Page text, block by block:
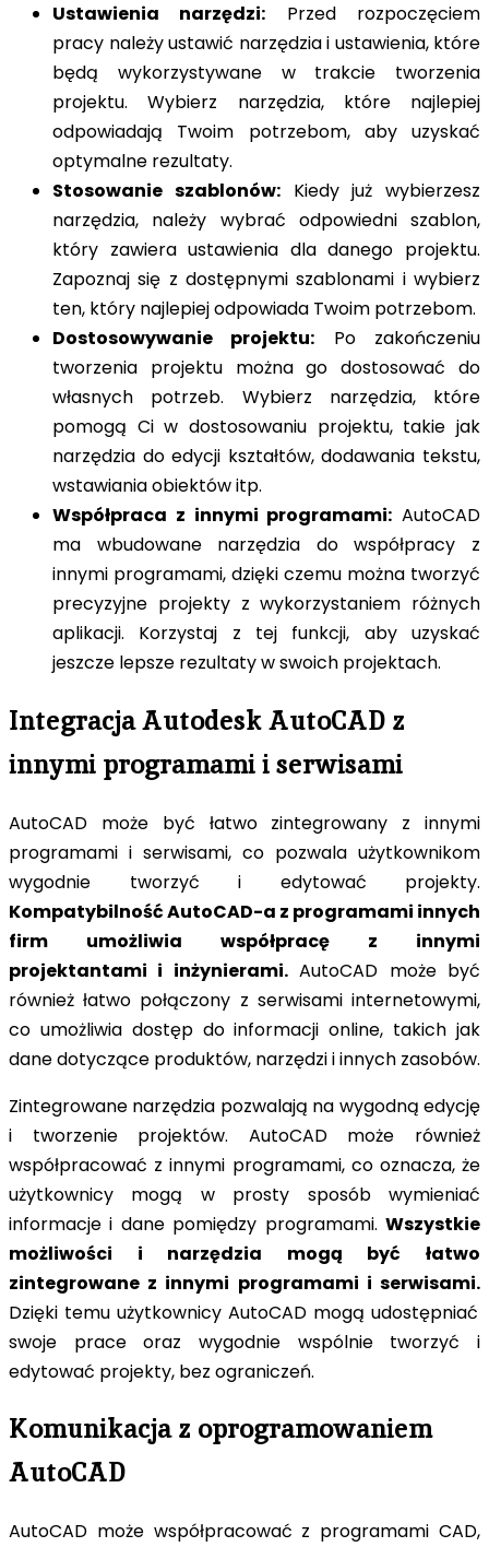
Ustawienia narzędzi: Przed rozpoczęciem
pracy należy ustawić narzędzia i ustawienia, które
będą wykorzystywane w trakcie tworzenia
projektu. Wybierz narzędzia, które najlepiej
odpowiadają Twoim potrzebom, aby uzyskać
optymalne rezultaty.
Stosowanie szablonów:Kiedy już wybierzesz
narzędzia, należy wybrać odpowiedni szablon,
który zawiera ustawienia dla danego projektu.
Zapoznaj się z dostępnymi szablonami i wybierz
ten, który najlepiej odpowiada Twoim potrzebom.
Dostosowywanie projektu: Po zakończeniu
tworzenia projektu można go dostosować do
własnych potrzeb. Wybierz narzędzia, które
pomogą Ci w dostosowaniu projektu, takie jak
narzędzia do edycji kształtów, dodawania tekstu,
wstawiania obiektów itp.
Współpraca z innymi programami: AutoCAD
ma wbudowane narzędzia do współpracy z
innymi programami, dzięki czemu można tworzyć
precyzyjne projekty z wykorzystaniem różnych
aplikacji. Korzystaj z tej funkcji, aby uzyskać
jeszcze lepsze rezultaty w swoich projektach.
Integracja Autodesk AutoCAD z
innymi programami i serwisami
AutoCAD może być łatwo zintegrowany z innymi
programami i serwisami, co pozwala użytkownikom
wygodnie tworzyć i edytować projekty.
Kompatybilność AutoCAD-a z programami innych
firm umożliwia współpracę z innymi
projektantami i inżynierami.AutoCAD może być
również łatwo połączony z serwisami internetowymi,
co umożliwia dostęp do informacji online, takich jak
dane dotyczące produktów, narzędzi i innych zasobów.
Zintegrowane narzędzia pozwalają na wygodną edycję
i tworzenie projektów. AutoCAD może również
współpracować z innymi programami, co oznacza, że
użytkownicy mogą w prosty sposób wymieniać
informacje i dane pomiędzy programami. Wszystkie
możliwości i narzędzia mogą być łatwo
zintegrowane z innymi programami i serwisami.
Dzięki temu użytkownicy AutoCAD mogą udostępniać
swoje prace oraz wygodnie wspólnie tworzyć i
edytować projekty, bez ograniczeń.
Komunikacja z oprogramowaniem
AutoCAD
AutoCAD może współpracować z programami CAD,